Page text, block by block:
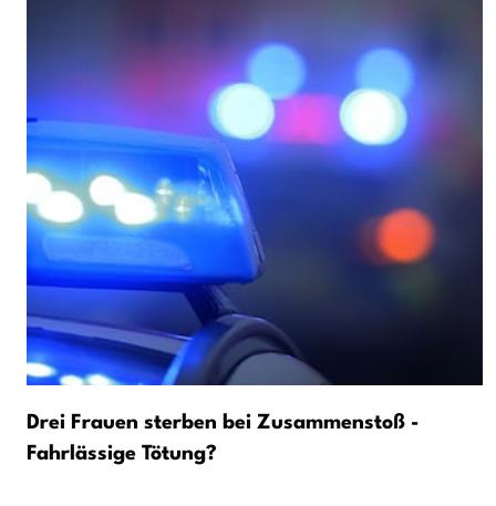
Drei Frauen sterben bei Zusammenstoß -
Fahrlässige Tötung?